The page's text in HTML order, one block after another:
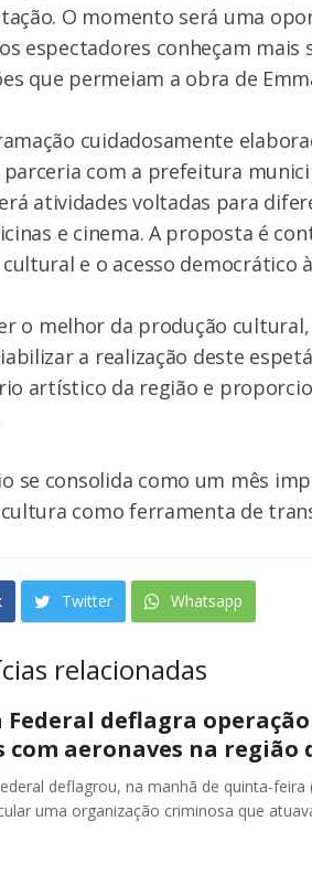
O momento será uma
espectadores conheçam mais
que permeiam a obra de
cuidadosamente
com a prefeitura
atividades voltadas para
e cinema. A proposta é
e o acesso democrático
o melhor da produção
a realização deste
artístico da região e
se consolida como um mês
como ferramenta de
Twitter Whatsapp
relacionadas
Federal deflagra
com aeronaves na região
deflagrou, na manhã de quinta-
uma organização criminosa que